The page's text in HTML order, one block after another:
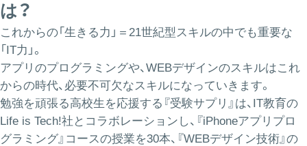
は？
これからの「生きる力」＝21世紀型スキルの中でも重要な
「IT力」。
アプリのプログラミングや、WEBデザインのスキルはこれ
からの時代、必要不可欠なスキルになっていきます。
勉強を頑張る高校生を応援する『受験サプリ』は、IT教育の
Life is Tech!社とコラボレーションし、『iPhoneアプリプロ
グラミング』コースの授業を30本、『WEBデザイン技術』の